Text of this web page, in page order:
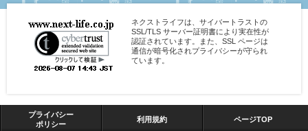
ネクストライフは、サイバートラストの
SSL/TLS サーバー証明書により実在性が
認証されています。また、SSL ページは
通信が暗号化されプライバシーが守られ
ています。
プライバシー
ポリシー
利用規約 ページTOP